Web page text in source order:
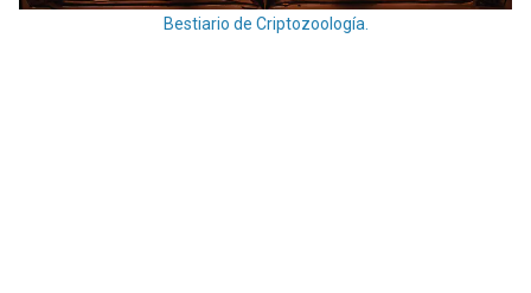
Bestiario de Criptozoología.